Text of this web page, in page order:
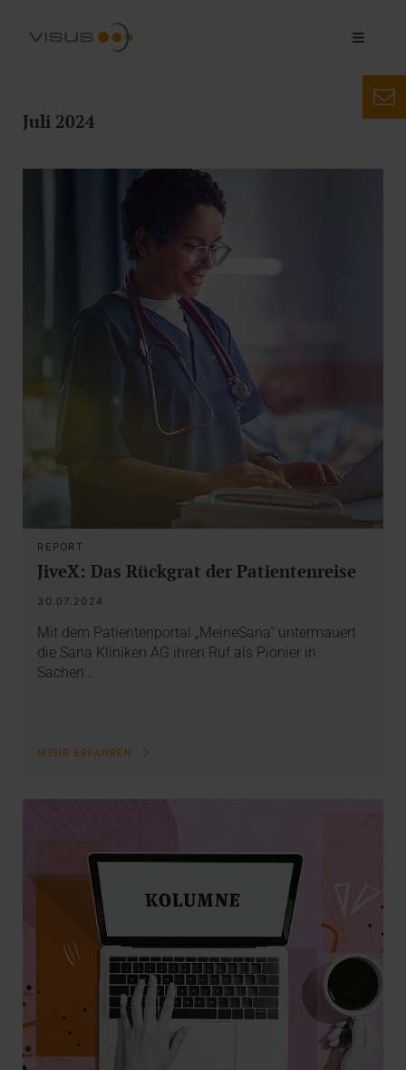
Juli 2024
REPORT
JiveX: Das Rückgrat der Patientenreise
30.07.2024
Mit dem Patientenportal „MeineSana“ untermauert
die Sana Kliniken AG ihren Ruf als Pionier in
Sachen…
MEHR ERFAHREN